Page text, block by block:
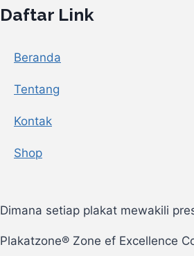
Daftar Link
Beranda
Tentang
Kontak
Shop
Dimana setiap plakat mewakili
Plakatzone® Zone ef Excellence